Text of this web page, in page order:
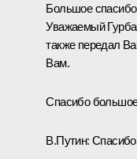
Большое спасибо
Уважаемый
также передал
Вам.
Спасибо
В.Путин: